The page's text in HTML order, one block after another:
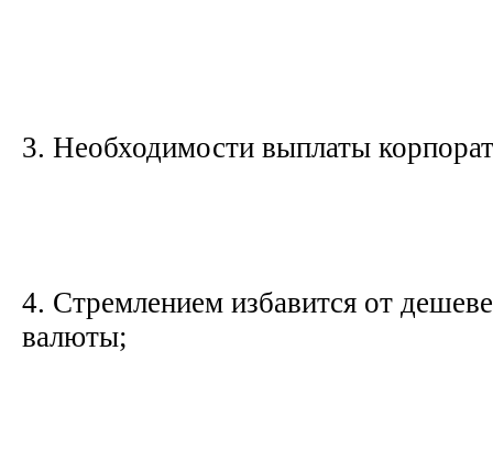
3. Необходимости выплаты
4. Стремлением избавится от
валюты;